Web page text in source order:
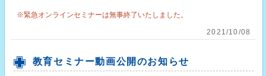
※緊急オンラインセミナーは無事終了いたしました。
2021/10/08
教育セミナー動画公開のお知らせ